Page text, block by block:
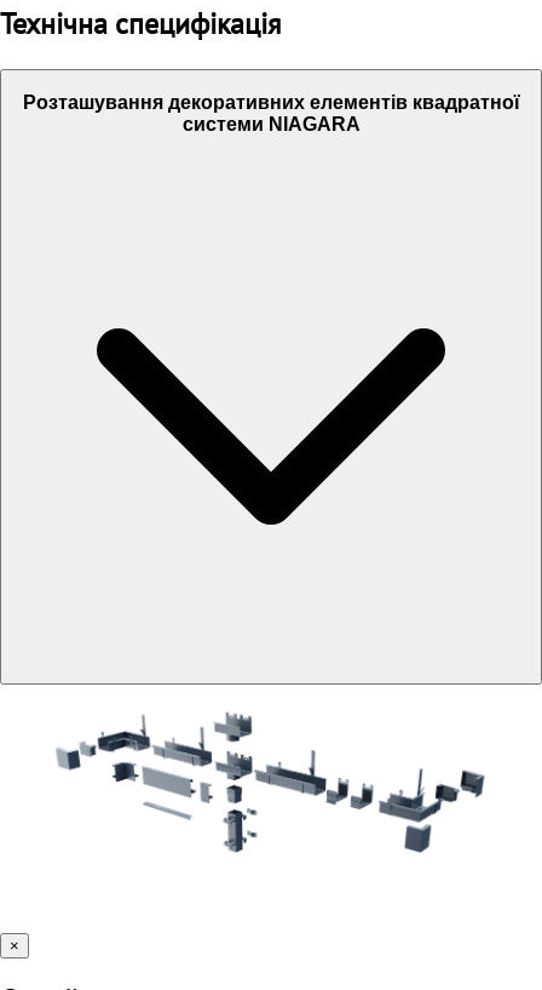
Технічна специфікація
Розташування декоративних елементів квадратної
системи NIAGARA
×